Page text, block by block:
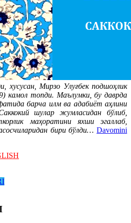
Мирзо Улуғбек подшоҳлик
камол топди. Маълумки, бу даврда
барча илм ва адабиёт аҳлини
шулар жумласидан бўлиб,
маҳоратини яхши эгаллаб,
бири бўлди… Davomini